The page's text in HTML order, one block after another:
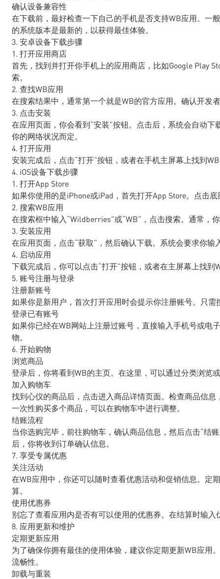
确认设备兼容性
在下载前，最好检查一下自己的手机是否支持WB应用。一
的系统版本是最新的，以获得最佳体验。
3. 安卓设备下载步骤
1. 打开应用商店
首先，找到并打开你手机上的应用商店，比如Google Play
索。
2. 查找WB应用
在搜索结果中，通常第一个就是WB的官方应用。确认开发
3. 点击安装
在应用页面，你会看到“安装”按钮。点击后，系统会自动
你的网络状况而定。
4. 打开应用
安装完成后，点击“打开”按钮，或者在手机主屏幕上找到
4. iOS设备下载步骤
1. 打开App Store
如果你使用的是iPhone或iPad，首先打开App Store。点击
2. 搜索WB应用
在搜索框中输入“Wildberries”或“WB”，点击搜索。通常，
3. 安装应用
在应用页面，点击“获取”，然后确认下载。系统会要求你
4. 启动应用
下载完成后，你可以点击“打开”按钮，或者在主屏幕上找到
5. 账号注册与登录
注册新账号
如果你是新用户，首次打开应用时会提示你注册账号。只
登录已有账号
如果你已经在WB网站上注册过账号，直接输入手机号或电
物。
6. 开始购物
浏览商品
登录后，你将看到WB的主页。在这里，可以通过分类浏览
加入购物车
找到心仪的商品后，点击进入商品详情页面。检查商品信
一次性购买多个商品，可以在购物车中进行调整。
结账流程
当你选购完毕，前往购物车，确认商品信息，然后点击“结
后，你将收到订单确认信息。
7. 享受专属优惠
关注活动
在WB应用中，你还可以随时查看优惠活动和促销信息。定
算。
使用优惠券
别忘了查看应用内是否有可以使用的优惠券。在结算时输
8. 应用更新和维护
定期更新应用
为了确保你拥有最佳的使用体验，建议你定期更新WB应用
流畅性。
卸载与重装